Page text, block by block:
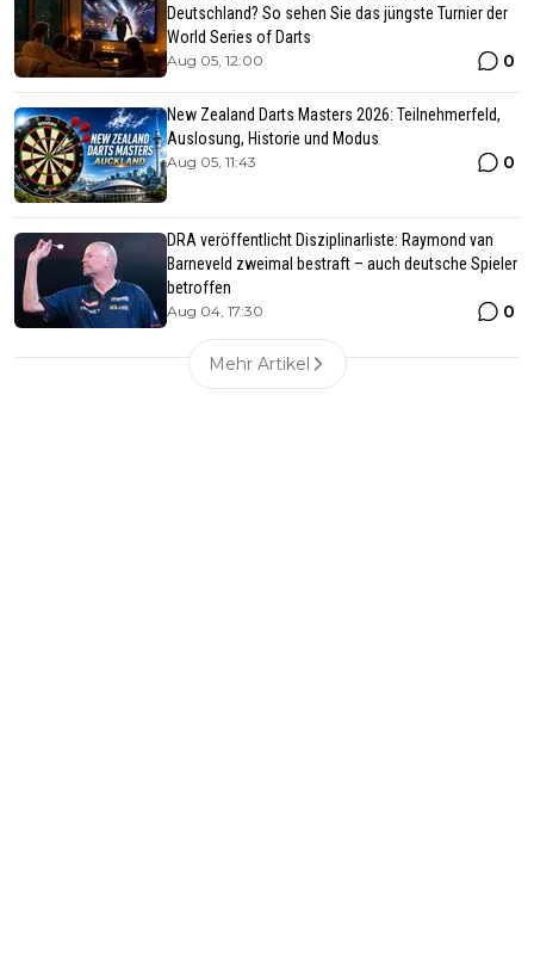
Deutschland? So sehen Sie das jüngste Turnier der
World Series of Darts
Aug 05, 12:00 0
New Zealand Darts Masters 2026: Teilnehmerfeld,
Auslosung, Historie und Modus
Aug 05, 11:43 0
DRA veröffentlicht Disziplinarliste: Raymond van
Barneveld zweimal bestraft – auch deutsche Spieler
betroffen
Aug 04, 17:30 0
Mehr Artikel